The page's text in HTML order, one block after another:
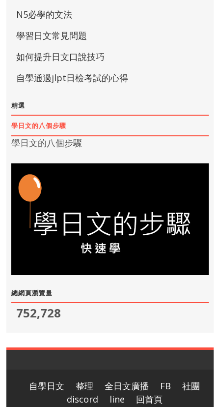
N5必學的文法
學習日文常見問題
如何提升日文口說技巧
自學通過jlpt日檢考試的心得
精選
學日文的八個步驟
學日文的八個步驟
總網頁瀏覽量
752,728
自學日文 整理 全日文廣播 FB
社團
discord
line 回首頁